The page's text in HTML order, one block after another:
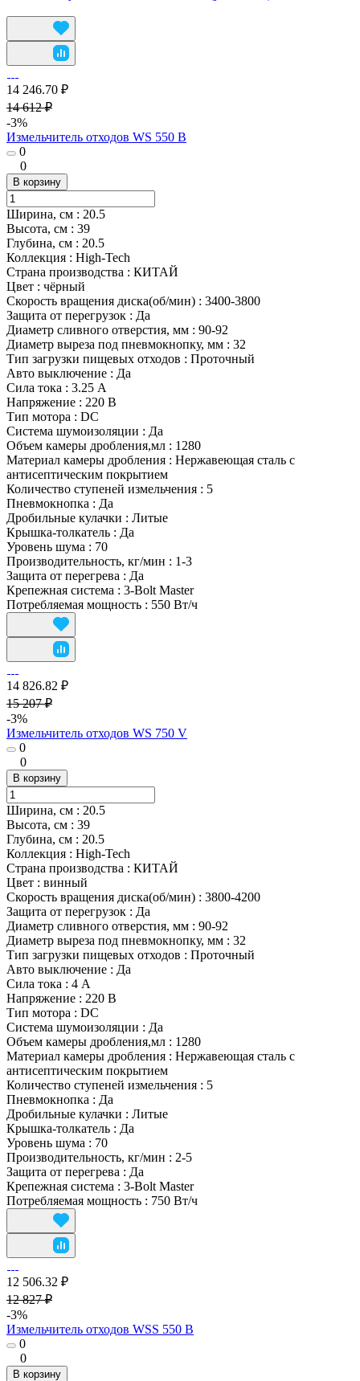
14 246.70 ₽
14 612 ₽
-3%
Измельчитель отходов WS 550 B
0
0
В корзину
Ширина, см : 20.5
Высота, см : 39
Глубина, см : 20.5
Коллекция : High-Tech
Страна производства : КИТАЙ
Цвет : чёрный
Скорость вращения диска(об/мин) : 3400-3800
Защита от перегрузок : Да
Диаметр сливного отверстия, мм : 90-92
Диаметр выреза под пневмокнопку, мм : 32
Тип загрузки пищевых отходов : Проточный
Авто выключение : Да
Сила тока : 3.25 А
Напряжение : 220 В
Тип мотора : DC
Система шумоизоляции : Да
Объем камеры дробления,мл : 1280
Материал камеры дробления : Нержавеющая сталь с
антисептическим покрытием
Количество ступеней измельчения : 5
Пневмокнопка : Да
Дробильные кулачки : Литые
Крышка-толкатель : Да
Уровень шума : 70
Производительность, кг/мин : 1-3
Защита от перегрева : Да
Крепежная система : 3-Bolt Master
Потребляемая мощность : 550 Вт/ч
14 826.82 ₽
15 207 ₽
-3%
Измельчитель отходов WS 750 V
0
0
В корзину
Ширина, см : 20.5
Высота, см : 39
Глубина, см : 20.5
Коллекция : High-Tech
Страна производства : КИТАЙ
Цвет : винный
Скорость вращения диска(об/мин) : 3800-4200
Защита от перегрузок : Да
Диаметр сливного отверстия, мм : 90-92
Диаметр выреза под пневмокнопку, мм : 32
Тип загрузки пищевых отходов : Проточный
Авто выключение : Да
Сила тока : 4 А
Напряжение : 220 В
Тип мотора : DC
Система шумоизоляции : Да
Объем камеры дробления,мл : 1280
Материал камеры дробления : Нержавеющая сталь с
антисептическим покрытием
Количество ступеней измельчения : 5
Пневмокнопка : Да
Дробильные кулачки : Литые
Крышка-толкатель : Да
Уровень шума : 70
Производительность, кг/мин : 2-5
Защита от перегрева : Да
Крепежная система : 3-Bolt Master
Потребляемая мощность : 750 Вт/ч
12 506.32 ₽
12 827 ₽
-3%
Измельчитель отходов WSS 550 B
0
0
В корзину